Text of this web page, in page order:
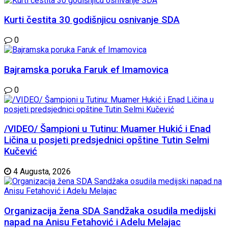
Kurti čestita 30 godišnjicu osnivanje SDA
0
Bajramska poruka Faruk ef Imamovica
0
/VIDEO/ Šampioni u Tutinu: Muamer Hukić i Enad
Ličina u posjeti predsjednici opštine Tutin Selmi
Kučević
4 Augusta, 2026
Organizacija žena SDA Sandžaka osudila medijski
napad na Anisu Fetahović i Adelu Melajac